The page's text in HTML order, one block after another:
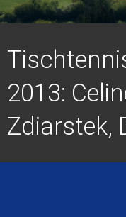
2013:
Zdiarstek,